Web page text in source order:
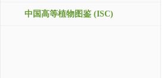
中国高等植物图鉴 (ISC)